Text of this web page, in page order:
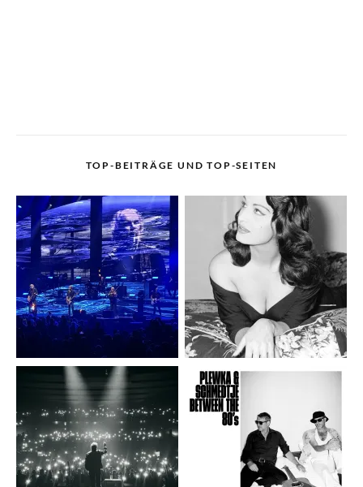
TOP-BEITRÄGE UND TOP-SEITEN